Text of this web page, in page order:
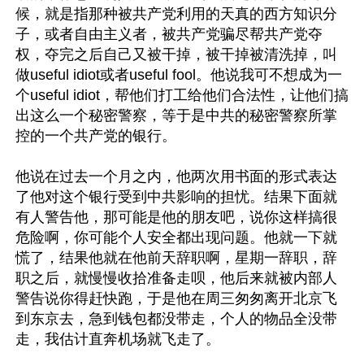
候，就是指那种被共产党利用的天真的西方知识分
子，或者自由主义者，被共产党骗尽帮共产党夺
权，夺完之后自己又被干掉，被干掉被清洗掉，叫
做useful idiot或者useful fool。他说我可不想成为一
个useful idiot，帮他们打工给他们合法性，让他们搞
出这么一个秘密警察，等于是中共的秘密警察所掌
控的一个共产党的银行。
他说在过去一个月之内，他两次用书面的形式表达
了他对这个银行受到中共影响的担忧。结果下面就
有人警告他，那可能是他的朋友吧，说你这样搞很
危险啊，你可能个人安全都出现问题。他就一下就
慌了，结果他就在他前天辞职啊，星期一辞职，辞
职之后，就慢慢收拾准备走呗，他后来就被内部人
警告说你得赶快跑，于是他在周三匆匆离开北京飞
到东京去，急到钱包都没带走，个人的物品全没带
走，我估计直奔机场就飞走了。